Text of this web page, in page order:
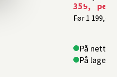
359,– per
Før 1 199,–
På
På lager i